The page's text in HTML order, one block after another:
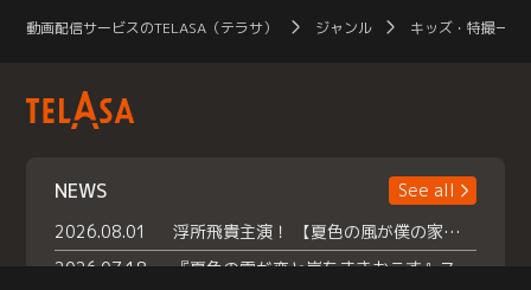
動画配信サービスのTELASA（テラサ） ジャンル キッズ・特撮一覧
NEWS
See all
2026.08.01
浮所飛貴主演！ 【夏色の風が僕の家にやってきた】 本日よりテラサで独占配信スタート！
2026.07.18
『夏色の雲が恋と嵐をまきおこす』スペシャルメイキング 【Part1】2026年７月18日（土）23時30分～配信スタート！話題のシーンの裏側を大公開！豪華キャスト大集合！ 『武宮家 真夏の家族会議』開催！